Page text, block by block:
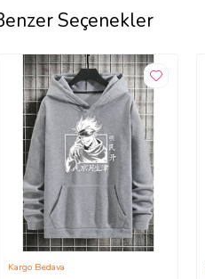
Seçenekler
Kargo Bedava